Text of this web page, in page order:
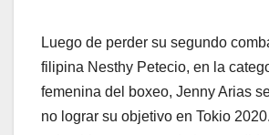
Luego de perder su segundo
filipina Nesthy Petecio, en la
femenina del boxeo, Jenny Arias
no lograr su objetivo en Tokio